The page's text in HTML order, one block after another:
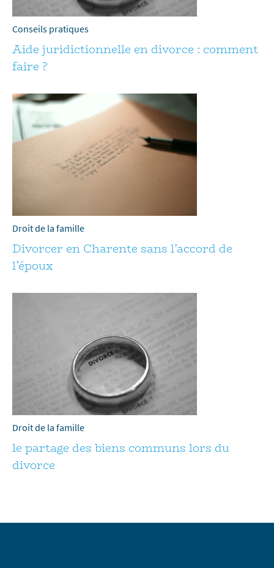
Conseils pratiques
Aide juridictionnelle en divorce : comment
faire ?
Droit de la famille
Divorcer en Charente sans l’accord de
l’époux
Droit de la famille
le partage des biens communs lors du
divorce